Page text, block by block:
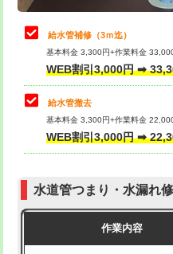
マス交換（土の掘削・埋め戻
マス交換（深さ50㎝未満）
マス交換（深さ50㎝以上）
コンクリート斫り（厚さ10㎝
モルタル補修（厚さ10㎝超え）
止水・漏水調査・防水処理・
理・調整・分解・加工など（
止水・漏水調査・防水処理・
理・調整・分解・加工など（
その他部品の脱着
交換・取付（タンク）
式）)
式・ワンホール）)
給水管補修（3ｍ迄）
基本料金 3,300円+作業料金
WEB割引3,000円 ➡
給水管撤去
基本料金 3,300円+作業料金
WEB割引3,000円 ➡
水道管つまり・水漏れ
作業内容